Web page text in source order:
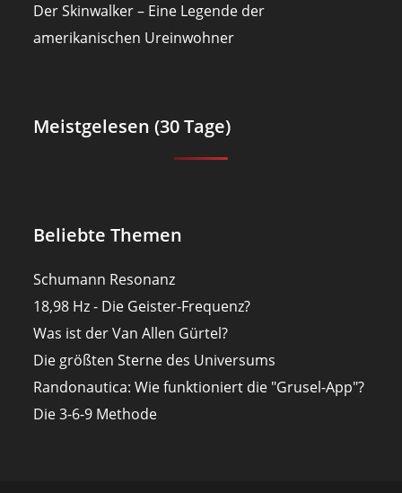
Der Skinwalker – Eine Legende der
amerikanischen Ureinwohner
Meistgelesen (30 Tage)
Beliebte Themen
Schumann Resonanz
18,98 Hz - Die Geister-Frequenz?
Was ist der Van Allen Gürtel?
Die größten Sterne des Universums
Randonautica: Wie funktioniert die "Grusel-App"?
Die 3-6-9 Methode